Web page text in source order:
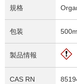
規格
包装
製品情報
CAS RN